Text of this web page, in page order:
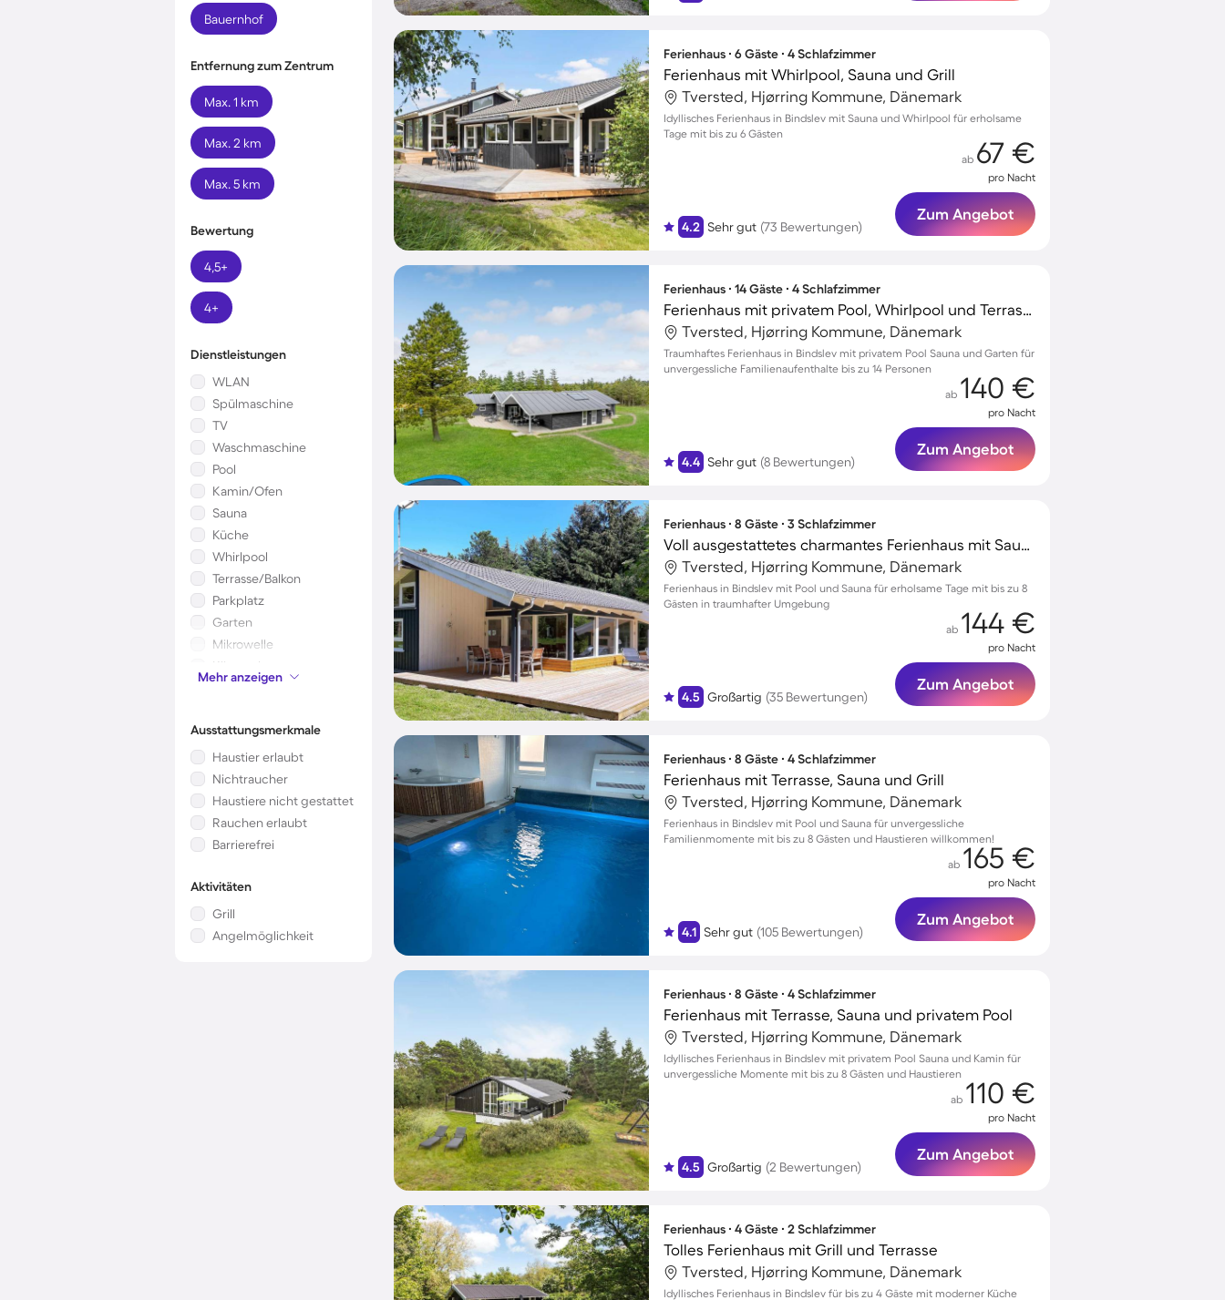
Bauernhof
Entfernung zum Zentrum
Max. 1 km
Max. 2 km
Max. 5 km
Bewertung
4,5+
4+
Dienstleistungen
WLAN
Spülmaschine
TV
Waschmaschine
Pool
Kamin/Ofen
Sauna
Küche
Whirlpool
Terrasse/Balkon
Parkplatz
Garten
Mikrowelle
Klimaanlage
Kinderbett
Mehr anzeigen
Ausstattungsmerkmale
Haustier erlaubt
Nichtraucher
Haustiere nicht gestattet
Rauchen erlaubt
Barrierefrei
Aktivitäten
Grill
Angelmöglichkeit
Ferienhaus ∙ 6 Gäste ∙ 4 Schlafzimmer
Ferienhaus mit Whirlpool, Sauna und Grill
Tversted, Hjørring Kommune, Dänemark
Idyllisches Ferienhaus in Bindslev mit Sauna und Whirlpool für erholsame
Tage mit bis zu 6 Gästen
4.2 Sehr gut (73 Bewertungen)
ab 67 €
pro Nacht
Zum Angebot
Ferienhaus ∙ 14 Gäste ∙ 4 Schlafzimmer
Ferienhaus mit privatem Pool, Whirlpool und Terrasse
Tversted, Hjørring Kommune, Dänemark
Traumhaftes Ferienhaus in Bindslev mit privatem Pool Sauna und Garten für
unvergessliche Familienaufenthalte bis zu 14 Personen
4.4 Sehr gut (8 Bewertungen)
ab 140 €
pro Nacht
Zum Angebot
Ferienhaus ∙ 8 Gäste ∙ 3 Schlafzimmer
Voll ausgestattetes charmantes Ferienhaus mit Sauna, Grill und Pool
Tversted, Hjørring Kommune, Dänemark
Ferienhaus in Bindslev mit Pool und Sauna für erholsame Tage mit bis zu 8
Gästen in traumhafter Umgebung
4.5 Großartig (35 Bewertungen)
ab 144 €
pro Nacht
Zum Angebot
Ferienhaus ∙ 8 Gäste ∙ 4 Schlafzimmer
Ferienhaus mit Terrasse, Sauna und Grill
Tversted, Hjørring Kommune, Dänemark
Ferienhaus in Bindslev mit Pool und Sauna für unvergessliche
Familienmomente mit bis zu 8 Gästen und Haustieren willkommen!
4.1 Sehr gut (105 Bewertungen)
ab 165 €
pro Nacht
Zum Angebot
Ferienhaus ∙ 8 Gäste ∙ 4 Schlafzimmer
Ferienhaus mit Terrasse, Sauna und privatem Pool
Tversted, Hjørring Kommune, Dänemark
Idyllisches Ferienhaus in Bindslev mit privatem Pool Sauna und Kamin für
unvergessliche Momente mit bis zu 8 Gästen und Haustieren
4.5 Großartig (2 Bewertungen)
ab 110 €
pro Nacht
Zum Angebot
Ferienhaus ∙ 4 Gäste ∙ 2 Schlafzimmer
Tolles Ferienhaus mit Grill und Terrasse
Tversted, Hjørring Kommune, Dänemark
Idyllisches Ferienhaus in Bindslev für bis zu 4 Gäste mit moderner Küche